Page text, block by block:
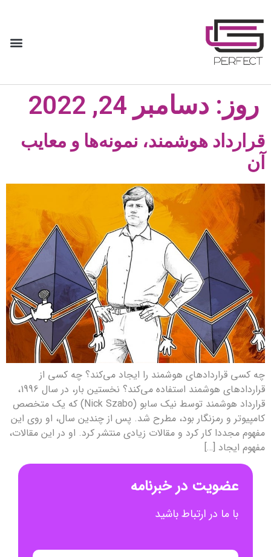
روز: دسامبر 24, 2022
قرارداد هوشمند، نمونه‌ها و معایب
آن
چه کسی قراردادهای هوشمند را ایجاد می‌کند؟ چه کسی از
قراردادهای هوشمند استفاده می‌کند؟ نخستین بار، در سال 1996،
قرارداد هوشمند توسط نیک سابو (Nick Szabo) که یک متخصص
کامپیوتر و رمزنگار بود، مطرح شد. پس از چندین سال، او روی این
مفهوم مجددا کار کرد و مقالات زیادی منتشر کرد. او در این مقالات،
مفهوم ایجاد […]
عضویت در خبرنامه
با ما در ارتباط باشید